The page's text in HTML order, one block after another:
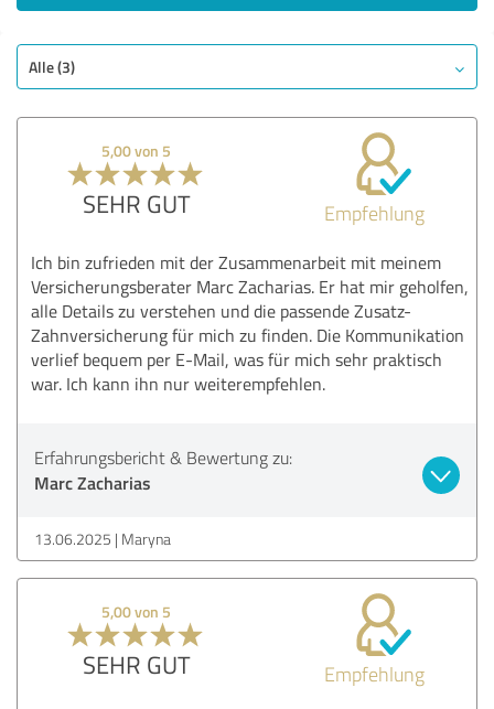
Alle (3)
5,00 von 5
SEHR GUT Empfehlung
Ich bin zufrieden mit der Zusammenarbeit mit meinem
Versicherungsberater Marc Zacharias. Er hat mir geholfen,
alle Details zu verstehen und die passende Zusatz-
Zahnversicherung für mich zu finden. Die Kommunikation
verlief bequem per E-Mail, was für mich sehr praktisch
war. Ich kann ihn nur weiterempfehlen.
Erfahrungsbericht & Bewertung zu:
Marc Zacharias
13.06.2025 Maryna
5,00 von 5
SEHR GUT Empfehlung